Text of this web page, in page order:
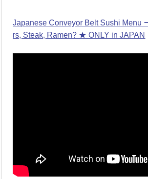
Japanese Conveyor Belt Sushi Menu
rs, Steak, Ramen? ★ ONLY in JAPAN